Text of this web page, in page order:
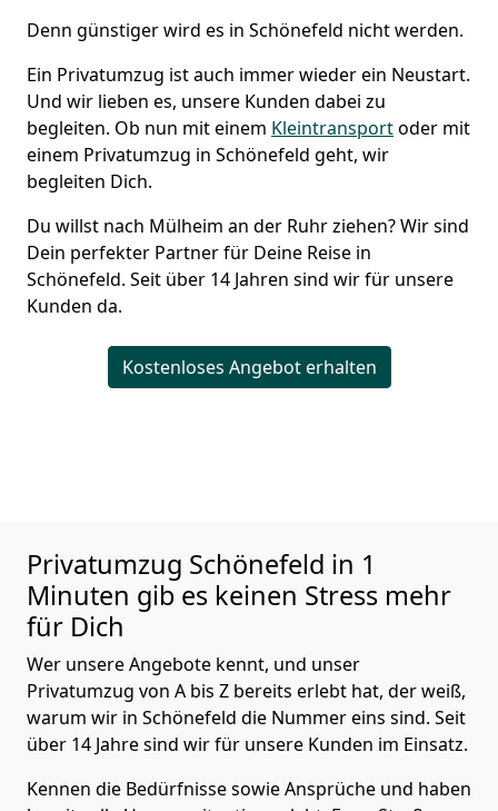
Denn günstiger wird es in Schönefeld nicht werden.
Ein Privatumzug ist auch immer wieder ein Neustart.
Und wir lieben es, unsere Kunden dabei zu
begleiten. Ob nun mit einem Kleintransportoder mit
einem Privatumzug in Schönefeld geht, wir
begleiten Dich.
Du willst nach Mülheim an der Ruhr ziehen? Wir sind
Dein perfekter Partner für Deine Reise in
Schönefeld. Seit über 14 Jahren sind wir für unsere
Kunden da.
Kostenloses Angebot erhalten
Privatumzug Schönefeld in 1
Minuten gib es keinen Stress mehr
für Dich
Wer unsere Angebote kennt, und unser
Privatumzug von A bis Z bereits erlebt hat, der weiß,
warum wir in Schönefeld die Nummer eins sind. Seit
über 14 Jahre sind wir für unsere Kunden im Einsatz.
Kennen die Bedürfnisse sowie Ansprüche und haben